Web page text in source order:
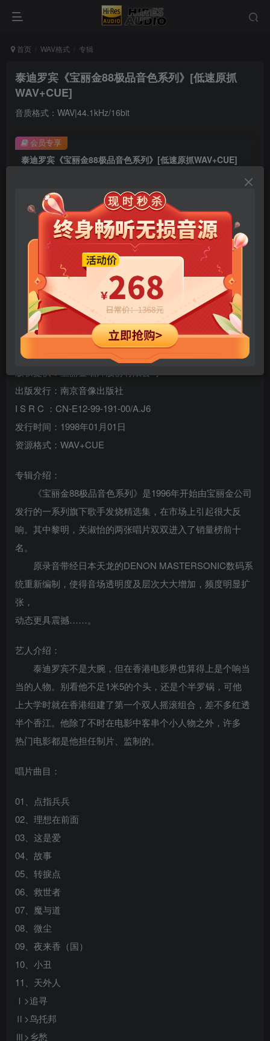
首页 WAV格式 专辑
泰迪罗宾《宝丽金88极品音色系列》[低速原抓
WAV+CUE]
音质格式：WAV|44.1kHz/16bit
泰迪罗宾《宝丽金88极品音色系列》[低速原抓WAV+CUE]
￥9.9 限时特惠
￥99
年卡会员免费 永久会员免费
立即购买
您当前未登录！建议登陆后购买，可保存购买订单
会员专享
泰迪罗宾《宝丽金88极品音色系列》[原抓WAV+CUE]
专辑名称：宝丽金88极品音色系列
演唱歌手：泰迪罗宾
出版发行：南京音像出版社
I S R C ：CN-E12-99-191-00/A.J6
发行时间：1998年01月01日
资源格式：WAV+CUE
专辑介绍：
《宝丽金88极品音色系列》是1996年开始由宝丽金公司
发行的一系列旗下歌手发烧精选集，在市场上引起很大反
响。其中黎明，关淑怡的两张唱片双双进入了销量榜前十
名。
原录音带经日本天龙的DENON MASTERSONIC数码系
统重新编制，使得音场透明度及层次大大增加，频度明显扩
张，
动态更具震撼……。
艺人介绍：
泰迪罗宾不是大腕，但在香港电影界也算得上是个响当
当的人物。别看他不足1米5的个头，还是个半罗锅，可他
上大学时就在香港组建了第一个双人摇滚组合，差不多红透
半个香江。他除了不时在电影中客串个小人物之外，许多
热门电影都是他担任制片、监制的。
唱片曲目：
01、点指兵兵
02、理想在前面
03、这是爱
04、故事
05、转捩点
06、救世者
07、魔与道
08、微尘
09、夜来香（国）
10、小丑
11、天外人
Ⅰ>追寻
Ⅱ>鸟托邦
Ⅲ>乡愁